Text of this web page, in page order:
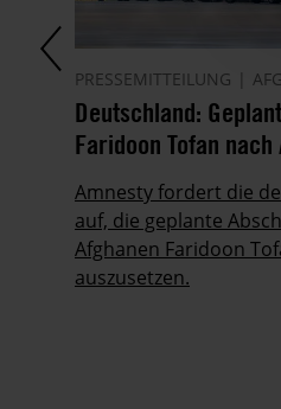
PRESSEMITTEILUNG
Deutschland:
Faridoon Tofan
Amnesty fordert die
auf, die geplante
Afghanen Faridoon
auszusetzen.